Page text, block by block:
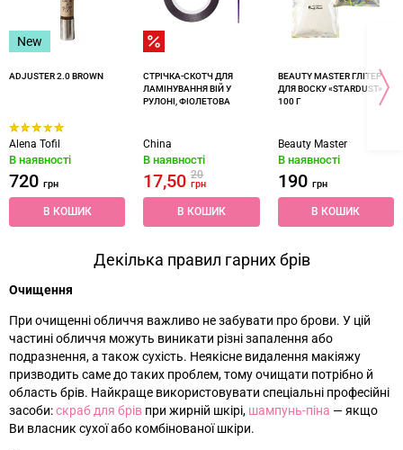
New
ADJUSTER 2.0 BROWN
Alena Tofil
В наявності
720 грн
В КОШИК
СТРІЧКА-СКОТЧ ДЛЯ
ЛАМІНУВАННЯ ВІЙ У
РУЛОНІ, ФІОЛЕТОВА
China
В наявності
17,5020
грн
В КОШИК
BEAUTY MASTER ГЛІТЕР
ДЛЯ ВОСКУ «‎STARDUST»‎
100 Г
Beauty Master
В наявності
190 грн
В КОШИК
Декілька правил гарних брів
Очищення
При очищенні обличчя важливо не забувати про брови. У цій
частині обличчя можуть виникати різні запалення або
подразнення, а також сухість. Неякісне видалення макіяжу
призводить саме до таких проблем, тому очищати потрібно й
область брів. Найкраще використовувати спеціальні професійні
засоби:скраб для брів при жирній шкірі, шампунь-піна —якщо
Ви власник сухої або комбінованої шкіри.